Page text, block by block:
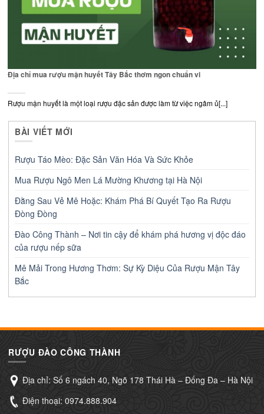
Địa chỉ mua rượu mận huyết Tây Bắc thơm ngon chuẩn vi
Rượu mận huyết là một loại rượu đặc sản được làm từ việc ngâm ủ[...]
BÀI VIẾT MỚI
Rượu Táo Mèo: Đặc Sản Văn Hóa Và Sức Khỏe
Mua Rượu Ngô Men Lá Mường Khương tại Hà Nội
Đằng Sau Vẻ Mê Hoặc: Khám Phá Bí Quyết Tạo Ra Rượu
Đòng Đòng
Đào Công Thành – Nơi tin cậy để khám phá hương vị độc đáo
của rượu nếp sữa
Mê Mải Trong Hương Thơm: Sự Kỳ Diệu Của Rượu Mận Tây
Bắc
RƯỢU ĐÀO CÔNG THÀNH
Địa chỉ: Số 6 ngách 40, Ngõ 178 Thái Hà – Đống Đa – Hà Nội
Điện thoại: 0974.888.904